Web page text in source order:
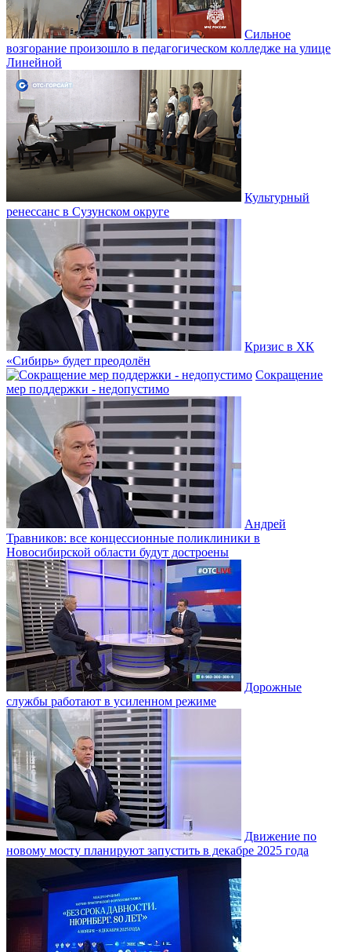
Сильное
возгорание произошло в педагогическом колледже на улице
Линейной
Культурный
ренессанс в Сузунском округе
Кризис в ХК
«Сибирь» будет преодолён
Сокращение
мер поддержки - недопустимо
Андрей
Травников: все концессионные поликлиники в
Новосибирской области будут достроены
Дорожные
службы работают в усиленном режиме
Движение по
новому мосту планируют запустить в декабре 2025 года